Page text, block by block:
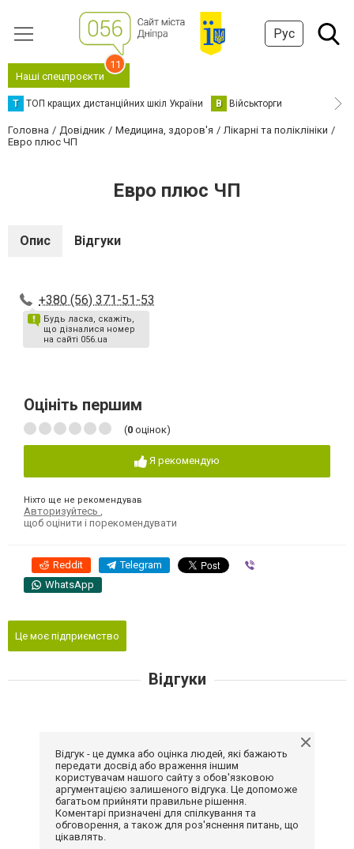
Рус
Наші спецпроєкти
11
Т ТОП кращих дистанційних шкіл України В Військторги
Головна Довідник Медицина, здоров'я
Лікарні та поліклініки
Евро плюс ЧП
Евро плюс ЧП
Опис Відгуки
+380 (56) 371-51-53
Будь ласка, скажіть,
що дізналися номер
на сайті 056.ua
Оцініть першим
(0 оцінок)
Я рекомендую
Ніхто ще не рекомендував
Авторизуйтесь
щоб оцінити і порекомендувати
Reddit Telegram
WhatsApp
Це моє підприємство
Відгуки
Відгук - це думка або оцінка людей, які бажають
передати досвід або враження іншим
користувачам нашого сайту з обов'язковою
аргументацією залишеного відгука. Це допоможе
багатьом прийняти правильне рішення.
Коментарі призначені для спілкування та
обговорення, а також для роз'яснення питань, що
цікавлять.